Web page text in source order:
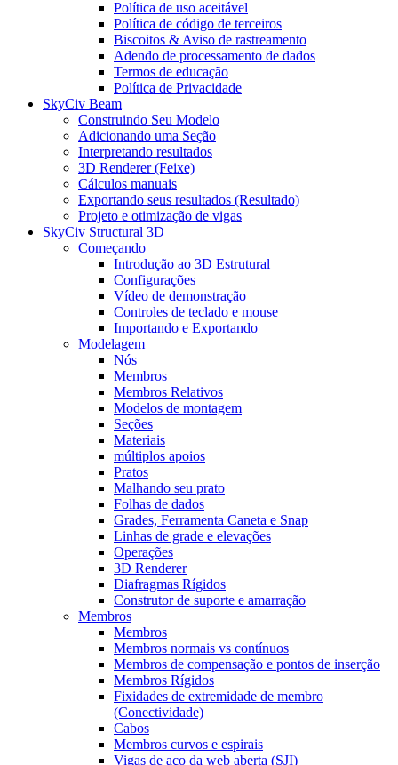
Política de uso aceitável
Política de código de terceiros
Biscoitos & Aviso de rastreamento
Adendo de processamento de dados
Termos de educação
Política de Privacidade
SkyCiv Beam
Construindo Seu Modelo
Adicionando uma Seção
Interpretando resultados
3D Renderer (Feixe)
Cálculos manuais
Exportando seus resultados (Resultado)
Projeto e otimização de vigas
SkyCiv Structural 3D
Começando
Introdução ao 3D Estrutural
Configurações
Vídeo de demonstração
Controles de teclado e mouse
Importando e Exportando
Modelagem
Nós
Membros
Membros Relativos
Modelos de montagem
Seções
Materiais
múltiplos apoios
Pratos
Malhando seu prato
Folhas de dados
Grades, Ferramenta Caneta e Snap
Linhas de grade e elevações
Operações
3D Renderer
Diafragmas Rígidos
Construtor de suporte e amarração
Membros
Membros
Membros normais vs contínuos
Membros de compensação e pontos de inserção
Membros Rígidos
Fixidades de extremidade de membro
(Conectividade)
Cabos
Membros curvos e espirais
Vigas de aço da web aberta (SJI)